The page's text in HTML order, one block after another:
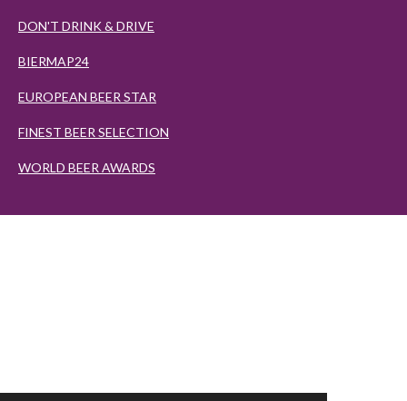
DON'T DRINK & DRIVE
BIERMAP24
EUROPEAN BEER STAR
FINEST BEER SELECTION
WORLD BEER AWARDS